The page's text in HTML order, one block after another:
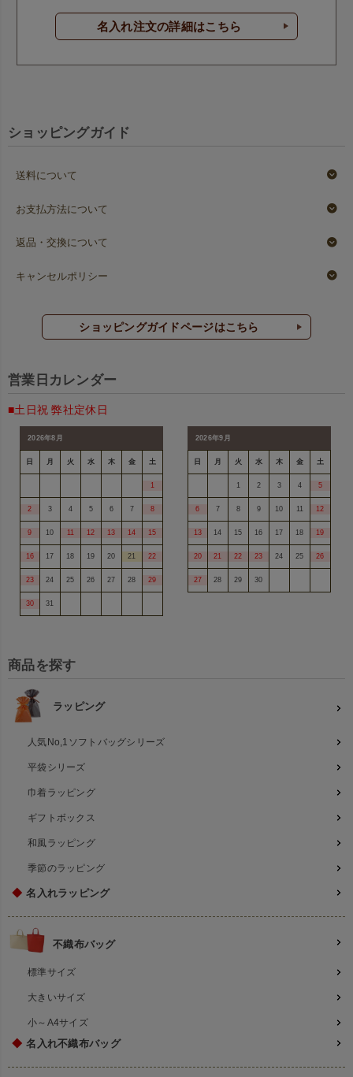
名入れ注文の詳細はこちら
ショッピングガイド
送料について
お支払方法について
返品・交換について
キャンセルポリシー
ショッピングガイドページはこちら
営業日カレンダー
■土日祝 弊社定休日
2026年8月
日 月 火 水 木 金 土
1
2 3 4 5 6 7 8
9 10 11 12 13 14 15
16 17 18 19 20 21 22
23 24 25 26 27 28 29
30 31
2026年9月
日 月 火 水 木 金 土
1 2 3 4 5
6 7 8 9 10 11 12
13 14 15 16 17 18 19
20 21 22 23 24 25 26
27 28 29 30
商品を探す
ラッピング
人気No,1ソフトバッグシリーズ
平袋シリーズ
巾着ラッピング
ギフトボックス
和風ラッピング
季節のラッピング
◆ 名入れラッピング
不織布バッグ
標準サイズ
大きいサイズ
小～A4サイズ
◆ 名入れ不織布バッグ